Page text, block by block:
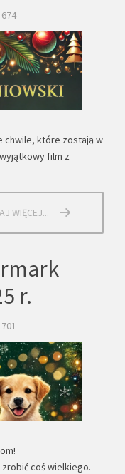
chwile, które zostają w
film z
WIĘCEJ...
r.
coś wielkiego.